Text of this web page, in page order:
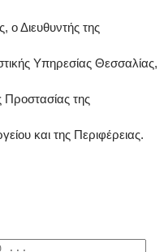
ο Διευθυντής της
Υπηρεσίας Θεσσαλίας,
Προστασίας της
και της Περιφέρειας.